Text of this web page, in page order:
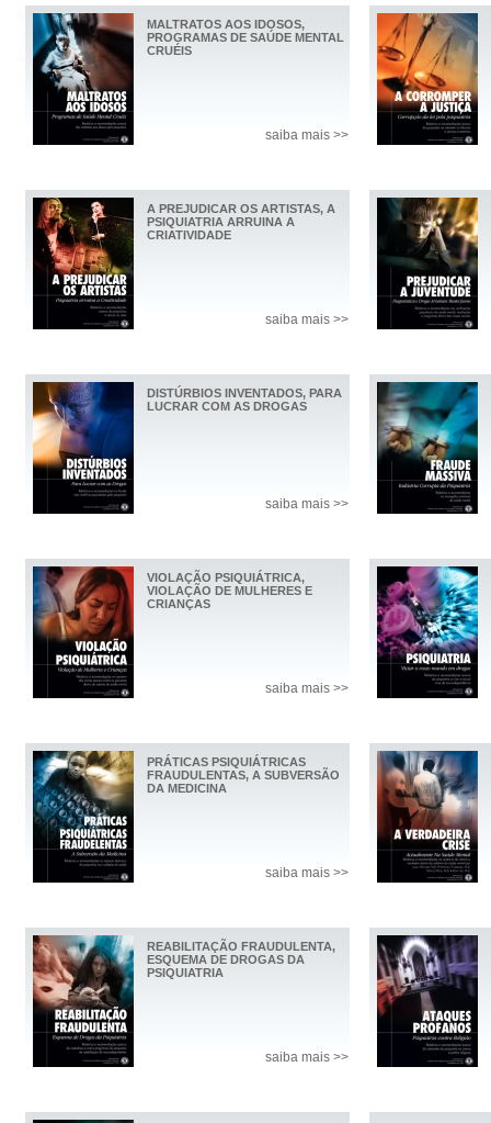
MALTRATOS AOS IDOSOS,
PROGRAMAS DE SAÚDE MENTAL
CRUÉIS
saiba mais >>
A PREJUDICAR OS ARTISTAS, A
PSIQUIATRIA ARRUINA A
CRIATIVIDADE
saiba mais >>
DISTÚRBIOS INVENTADOS, PARA
LUCRAR COM AS DROGAS
saiba mais >>
VIOLAÇÃO PSIQUIÁTRICA,
VIOLAÇÃO DE MULHERES E
CRIANÇAS
saiba mais >>
PRÁTICAS PSIQUIÁTRICAS
FRAUDULENTAS, A SUBVERSÃO
DA MEDICINA
saiba mais >>
REABILITAÇÃO FRAUDULENTA,
ESQUEMA DE DROGAS DA
PSIQUIATRIA
saiba mais >>